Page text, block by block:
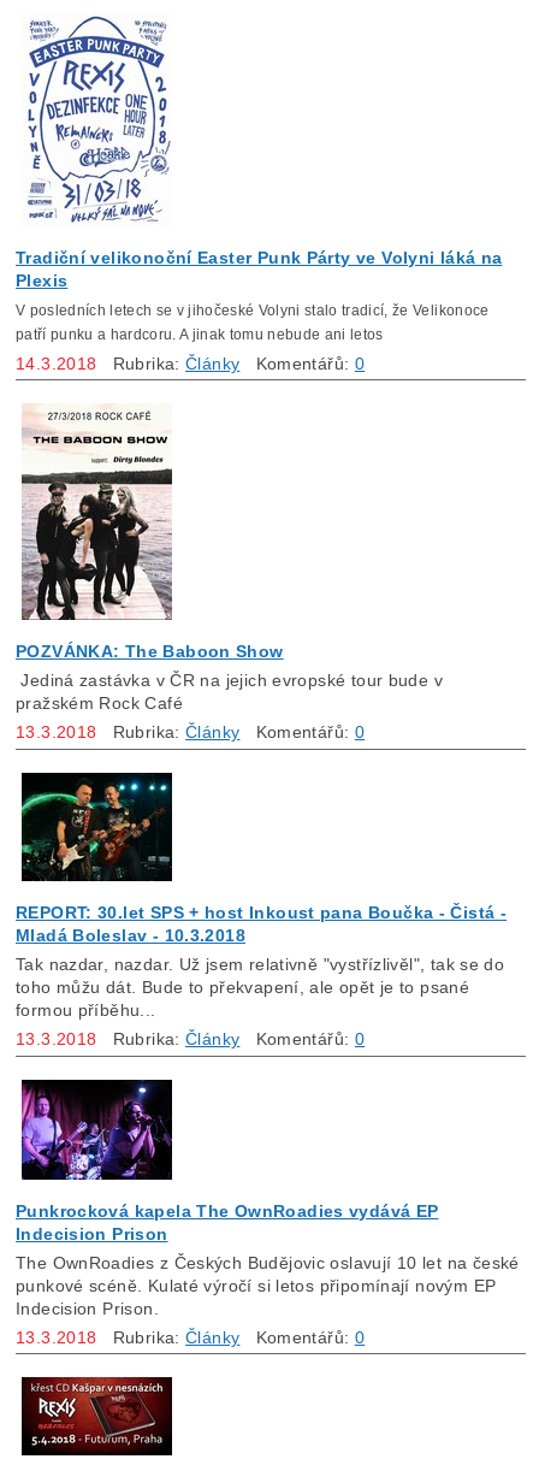
Tradiční velikonoční Easter Punk Párty ve Volyni láká na
Plexis
V posledních letech se v jihočeské Volyni stalo tradicí, že Velikonoce
patří punku a hardcoru. A jinak tomu nebude ani letos
14.3.2018 Rubrika:Články Komentářů: 0
POZVÁNKA: The Baboon Show
Jediná zastávka v ČR na jejich evropské tour bude v
pražském Rock Café
13.3.2018 Rubrika:Články Komentářů: 0
REPORT: 30.let SPS + host Inkoust pana Boučka - Čistá -
Mladá Boleslav - 10.3.2018
Tak nazdar, nazdar. Už jsem relativně "vystřízlivěl", tak se do
toho můžu dát. Bude to překvapení, ale opět je to psané
formou příběhu...
13.3.2018 Rubrika:Články Komentářů: 0
Punkrocková kapela The OwnRoadies vydává EP
Indecision Prison
The OwnRoadies z Českých Budějovic oslavují 10 let na české
punkové scéně. Kulaté výročí si letos připomínají novým EP
Indecision Prison.
13.3.2018 Rubrika:Články Komentářů: 0